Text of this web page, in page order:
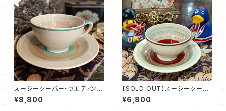
スージークーパー・ウエディング
リング・C&S（SCWR0071）
¥8,800
【SOLD OUT】スージークーパ
ー・ウエディングリング・C&S（S
CWR0038）
¥6,800